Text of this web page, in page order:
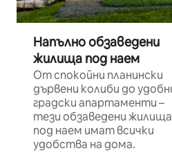
Напълно обзаведени
жилища под наем
От спокойни планински
дървени колиби до
градски апартаменти –
тези обзаведени жилища
под наем имат всички
удобства на дома.